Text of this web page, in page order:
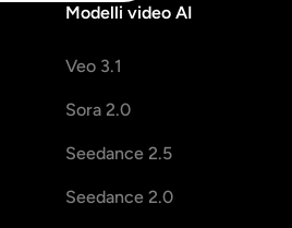
Modelli video AI
Veo 3.1
Sora 2.0
Seedance 2.5
Seedance 2.0